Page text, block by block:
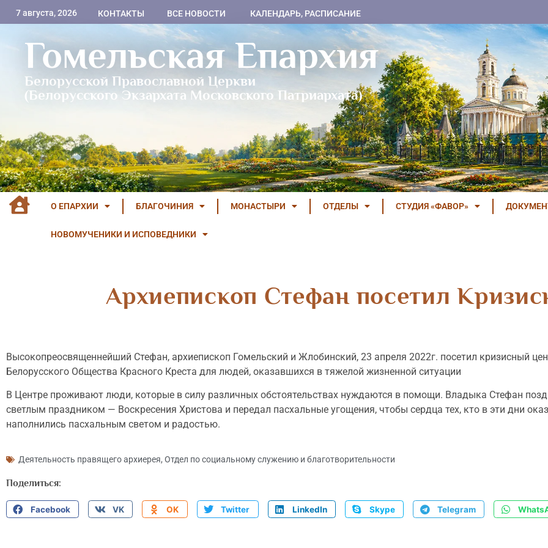
7 августа, 2026 КОНТАКТЫ ВСЕ НОВОСТИ КАЛЕНДАРЬ, РАСПИСАНИЕ
Гомельская Епархия
Белорусской Православной Церкви
(Белорусского Экзархата Московского Патриархата)
О ЕПАРХИИ БЛАГОЧИНИЯ МОНАСТЫРИ ОТДЕЛЫ СТУДИЯ «ФАВОР»
НОВОМУЧЕНИКИ И ИСПОВЕДНИКИ
Архиепископ Стефан посетил
Высокопреосвященнейший Стефан, архиепископ Гомельский и Жлобинский, 23 апреля 2022г. посетил кризисный
Белорусского Общества Красного Креста для людей, оказавшихся в тяжелой жизненной ситуации
В Центре проживают люди, которые в силу различных обстоятельствах нуждаются в помощи. Владыка Стефан
светлым праздником — Воскресения Христова и передал пасхальные угощения, чтобы сердца тех, кто в эти дни
наполнились пасхальным светом и радостью.
Деятельность правящего архиерея, Отдел по социальному служению и благотворительности
Поделиться:
Facebook VK OK Twitter LinkedIn Skype Telegram